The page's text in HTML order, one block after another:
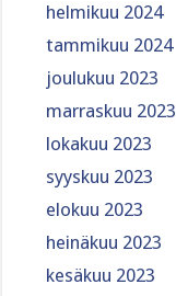
helmikuu 2024
tammikuu 2024
joulukuu 2023
marraskuu 2023
lokakuu 2023
syyskuu 2023
elokuu 2023
heinäkuu 2023
kesäkuu 2023